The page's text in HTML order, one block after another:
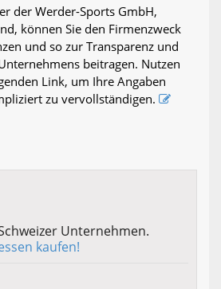
der Werder-Sports GmbH,
können Sie den Firmenzweck
und so zur Transparenz und
beitragen. Nutzen
Link, um Ihre Angaben
zu vervollständigen.
Unternehmen.
kaufen!